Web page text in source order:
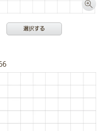
選択する